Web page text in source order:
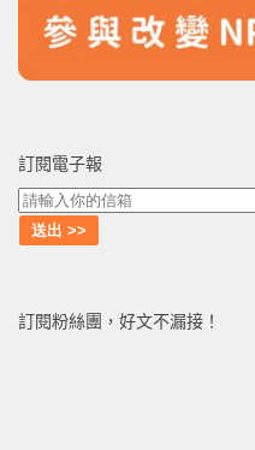
訂閱電子報
訂閱粉絲團，好文不漏接！